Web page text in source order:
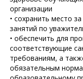
организации
• сохранить место
занятий по
• обеспечить для
соответствующие
требованиям, а
обязательным